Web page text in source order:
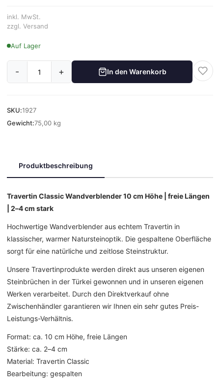
inkl. MwSt.
zzgl. Versand
Auf Lager
- + In den Warenkorb
SKU:1927
Gewicht:75,00 kg
Produktbeschreibung
Travertin Classic Wandverblender 10 cm Höhe | freie Längen
| 2–4 cm stark
Hochwertige Wandverblender aus echtem Travertin in
klassischer, warmer Natursteinoptik. Die gespaltene Oberfläche
sorgt für eine natürliche und zeitlose Steinstruktur.
Unsere Travertinprodukte werden direkt aus unseren eigenen
Steinbrüchen in der Türkei gewonnen und in unseren eigenen
Werken verarbeitet. Durch den Direktverkauf ohne
Zwischenhändler garantieren wir Ihnen ein sehr gutes Preis-
Leistungs-Verhältnis.
Format: ca. 10 cm Höhe, freie Längen
Stärke: ca. 2–4 cm
Material: Travertin Classic
Bearbeitung: gespalten